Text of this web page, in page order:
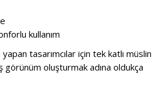
kullanım
tasarımcılar için tek katlı müslin
görünüm oluşturmak adına oldukça